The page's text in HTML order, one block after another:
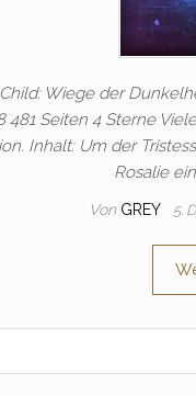
Wiege der
481 Seiten 4 Sterne
Inhalt: Um der
Rosalie
Von GREY 5.